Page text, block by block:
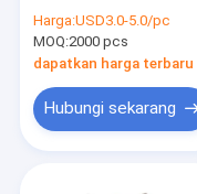
Dengan Bibir Merah
Tidak Beracun
Harga:USD3.0-5.0/pc
MOQ:2000 pcs
dapatkan harga terbaru
Hubungi sekarang